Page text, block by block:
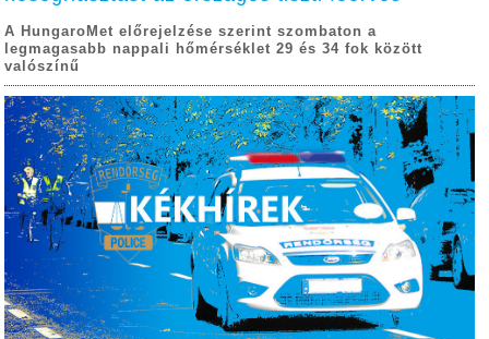
A HungaroMet előrejelzése szerint szombaton a
legmagasabb nappali hőmérséklet 29 és 34 fok között
valószínű